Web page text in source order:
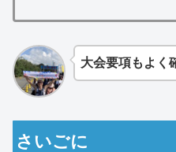
大会要項もよく
さいごに